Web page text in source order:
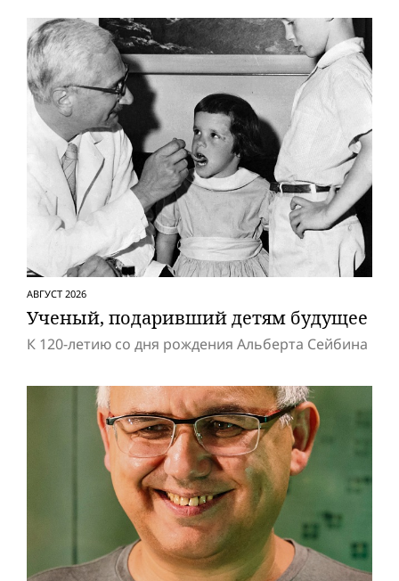
АВГУСТ 2026
Ученый, подаривший детям будущее
К 120-летию со дня рождения Альберта Сейбина